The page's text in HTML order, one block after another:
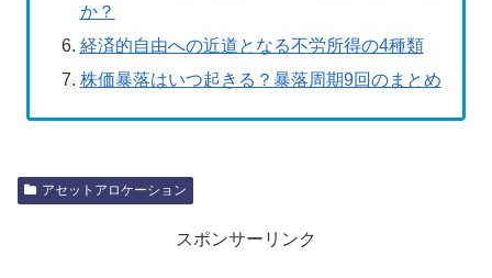
か？
経済的自由への近道となる不労所得の4種類
株価暴落はいつ起きる？暴落周期9回のまとめ
アセットアロケーション
スポンサーリンク